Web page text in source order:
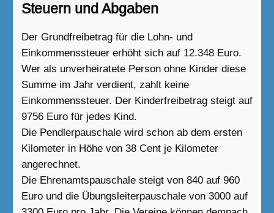
Steuern und Abgaben
Der Grundfreibetrag für die Lohn- und
Einkommenssteuer erhöht sich auf 12.348 Euro.
Wer als unverheiratete Person ohne Kinder diese
Summe im Jahr verdient, zahlt keine
Einkommenssteuer. Der Kinderfreibetrag steigt auf
9756 Euro für jedes Kind.
Die Pendlerpauschale wird schon ab dem ersten
Kilometer in Höhe von 38 Cent je Kilometer
angerechnet.
Die Ehrenamtspauschale steigt von 840 auf 960
Euro und die Übungsleiterpauschale von 3000 auf